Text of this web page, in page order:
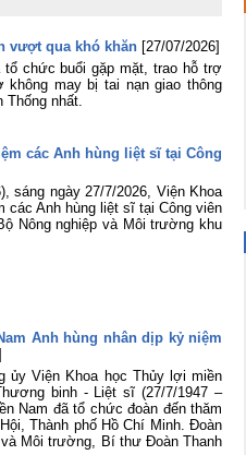
XIV
học Thủy lợi miền Nam
gia Lễ dâng hương tưởng niệm
hùng liệt sĩ tại Công viên Lê
một tấm lòng – Đồng hành cùng
anh Phan Văn Huyến vượt qua
học Thủy lợi miền Nam tổ
công bố Quyết định công nhận
binh - Liệt sĩ (27/7/1947 –
điều chỉnh Quy trình vận hành
chứa sông Đồng Nai: Nâng cao
điều tiết nguồn nước, chủ
phó thiên tai và bảo đảm an
nước
vượt qua khó khăn [27/07/2026]
tổ chức buổi gặp mặt, trao hỗ trợ
may bị tai nạn giao thông
Thống nhất.
các Anh hùng liệt sĩ tại Công
sáng ngày 27/7/2026, Viện Khoa
các Anh hùng liệt sĩ tại Công viên
Nông nghiệp và Môi trường khu
Anh hùng nhân dịp kỷ niệm
ủy Viện Khoa học Thủy lợi miền
binh - Liệt sĩ (27/7/1947 –
Nam đã tổ chức đoàn đến thăm
Thành phố Hồ Chí Minh. Đoàn
và Môi trường, Bí thư Đoàn Thanh